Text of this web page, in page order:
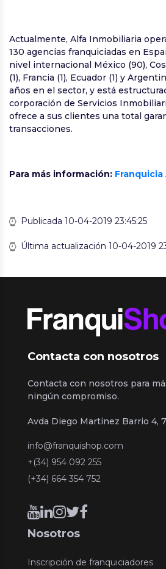
Actualmente, Alfa Inmobiliaria
130 agencias franquiciadas en
nivel internacional México (90),
(1), Francia (1), Ecuador (1) y
años en el sector, y está
corporación de Servicios
ofrece a sus clientes una total
transacciones.
Para más información:
Publicada 10-04-2019 23:45:25
Última actualización 10-04-2019
Contacta con nosotros
Contacta con nosotros para
ningún compromiso.
Avda Diego Martinez Barrio 4, 7
info@franquishop.com
+(34) 954 092 255
(+34) 664 354 752
Nosotros
Inscripción de franquiciadores